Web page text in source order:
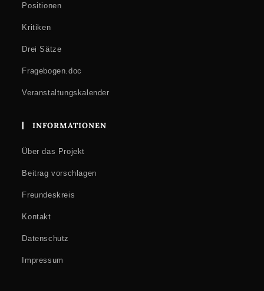
Positionen
Kritiken
Drei Sätze
Fragebogen.doc
Veranstaltungskalender
INFORMATIONEN
Über das Projekt
Beitrag vorschlagen
Freundeskreis
Kontakt
Datenschutz
Impressum